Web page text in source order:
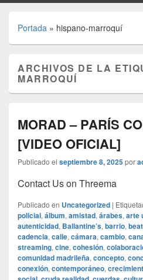
Portada » hispano-marroquí
ARCHIVOS DE LA
MARROQUÍ
MORAD – PARÍS
[VIDEO OFICIAL]
Publicado el septiembre 8, 2025por
Contact Us on Threema
Publicado en Uncategorized |
policial, álbum, amistad, árabes, arte
autenticidad, Ballantine’s, barrio, beat
cadencia, calle, cámara, cambio,
streaming, cine, cohesión,
comunidad madrileña, concepto,
conexión, contemporáneo,